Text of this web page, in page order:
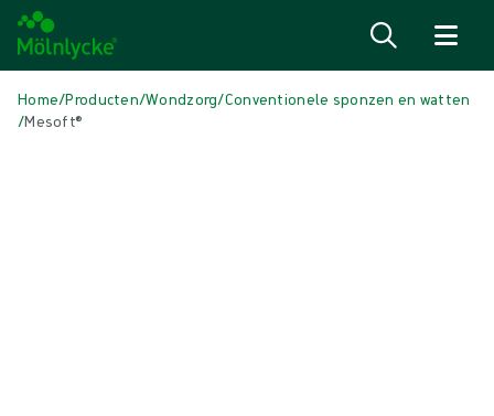
Home/Producten/Wondzorg/Conventionele sponzen en watten
/Mesoft®